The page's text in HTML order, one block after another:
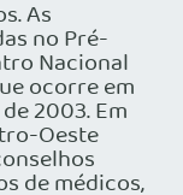
As
no Pré-
Nacional
ocorre em
2003. Em
Oeste
de médicos,